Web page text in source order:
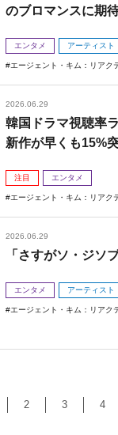
のブロマンスに期
エンタメ アーティスト
エージェント・キム：リアク
2026.06.29
韓国ドラマ視聴率
新作が早くも15%
注目 エンタメ
エージェント・キム：リアク
2026.06.29
「さすがソ・ジソ
エンタメ アーティスト
エージェント・キム：リアク
2 3 4